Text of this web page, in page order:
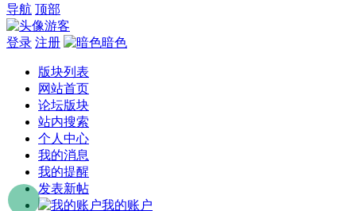
导航 顶部
游客
登录 注册 暗色
版块列表
网站首页
论坛版块
站内搜索
个人中心
我的消息
我的提醒
发表新帖
我的账户